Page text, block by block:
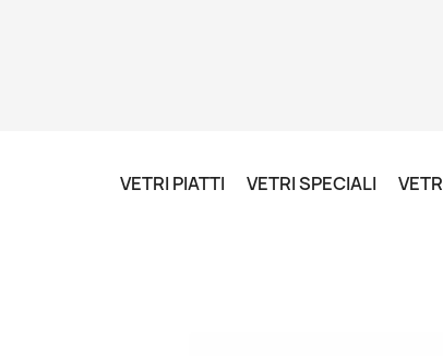
VETRI PIATTI VETRI SPECIALI